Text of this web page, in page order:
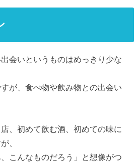
会いというものはめっきり少な
が、食べ物や飲み物との出会い
、初めて飲む酒、初めての味に
、
こんなものだろう」と想像がつ